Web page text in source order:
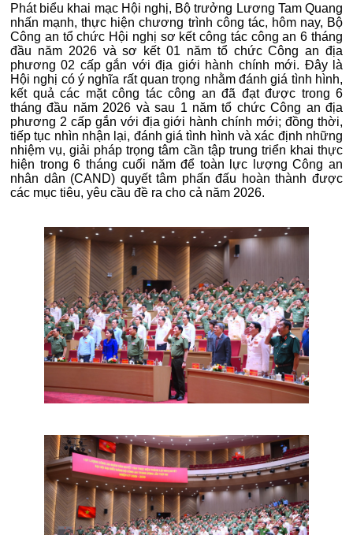
Phát biểu khai mạc Hội nghị, Bộ trưởng Lương Tam Quang
nhấn mạnh, thực hiện chương trình công tác, hôm nay, Bộ
Công an tổ chức Hội nghị sơ kết công tác công an 6 tháng
đầu năm 2026 và sơ kết 01 năm tổ chức Công an địa
phương 02 cấp gắn với địa giới hành chính mới. Đây là
Hội nghị có ý nghĩa rất quan trọng nhằm đánh giá tình hình,
kết quả các mặt công tác công an đã đạt được trong 6
tháng đầu năm 2026 và sau 1 năm tổ chức Công an địa
phương 2 cấp gắn với địa giới hành chính mới; đồng thời,
tiếp tục nhìn nhận lại, đánh giá tình hình và xác định những
nhiệm vụ, giải pháp trọng tâm cần tập trung triển khai thực
hiện trong 6 tháng cuối năm để toàn lực lượng Công an
nhân dân (CAND) quyết tâm phấn đấu hoàn thành được
các mục tiêu, yêu cầu đề ra cho cả năm 2026.